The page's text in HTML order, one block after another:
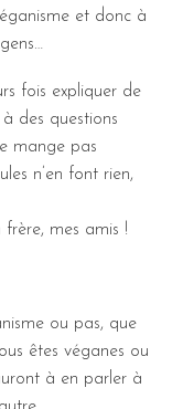
et donc à
fois expliquer de
des questions
mange pas
n’en font rien,
mes amis !
ou pas, que
êtes véganes ou
à en parler à